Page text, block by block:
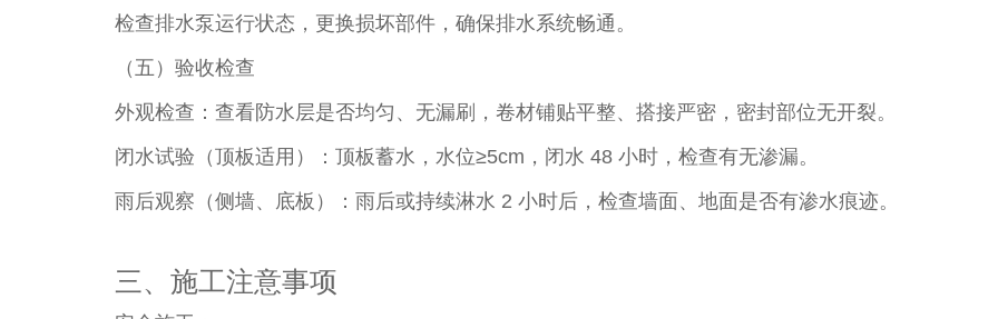
检查排水泵运行状态，更换损坏部件，确保排水系统畅通。​
（五）验收检查​
外观检查：查看防水层是否均匀、无漏刷，卷材铺贴平整、搭接严密，密封部位无开裂。​
闭水试验（顶板适用）：顶板蓄水，水位≥5cm，闭水 48 小时，检查有无渗漏。​
雨后观察（侧墙、底板）：雨后或持续淋水 2 小时后，检查墙面、地面是否有渗水痕迹。​
三、施工注意事项​